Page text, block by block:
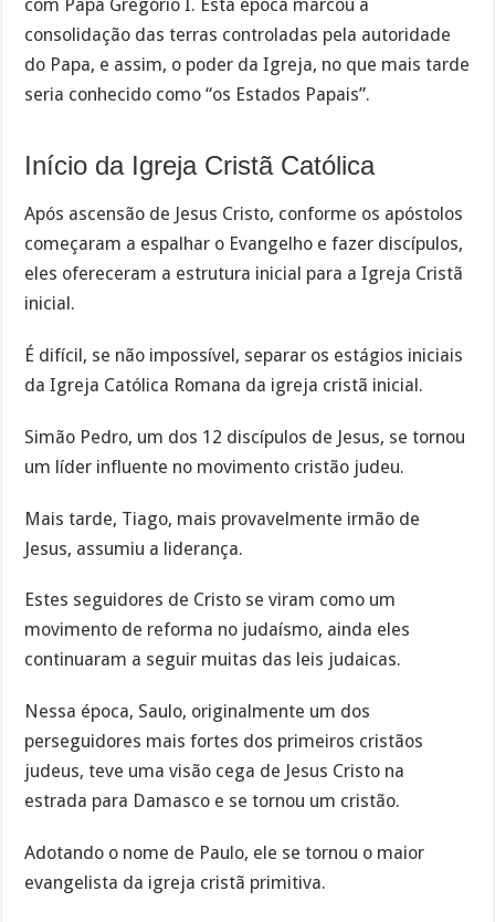
com Papa Gregório I. Esta época marcou a
consolidação das terras controladas pela autoridade
do Papa, e assim, o poder da Igreja, no que mais tarde
seria conhecido como “os Estados Papais”.
Início da Igreja Cristã Católica
Após ascensão de Jesus Cristo, conforme os apóstolos
começaram a espalhar o Evangelho e fazer discípulos,
eles ofereceram a estrutura inicial para a Igreja Cristã
inicial.
É difícil, se não impossível, separar os estágios iniciais
da Igreja Católica Romana da igreja cristã inicial.
Simão Pedro, um dos 12 discípulos de Jesus, se tornou
um líder influente no movimento cristão judeu.
Mais tarde, Tiago, mais provavelmente irmão de
Jesus, assumiu a liderança.
Estes seguidores de Cristo se viram como um
movimento de reforma no judaísmo, ainda eles
continuaram a seguir muitas das leis judaicas.
Nessa época, Saulo, originalmente um dos
perseguidores mais fortes dos primeiros cristãos
judeus, teve uma visão cega de Jesus Cristo na
estrada para Damasco e se tornou um cristão.
Adotando o nome de Paulo, ele se tornou o maior
evangelista da igreja cristã primitiva.